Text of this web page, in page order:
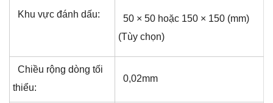
Khu vực đánh dấu:
50 × 50 hoặc 150 × 150 (mm)
(Tùy chọn)
Chiều rộng dòng tối
thiểu:
0,02mm